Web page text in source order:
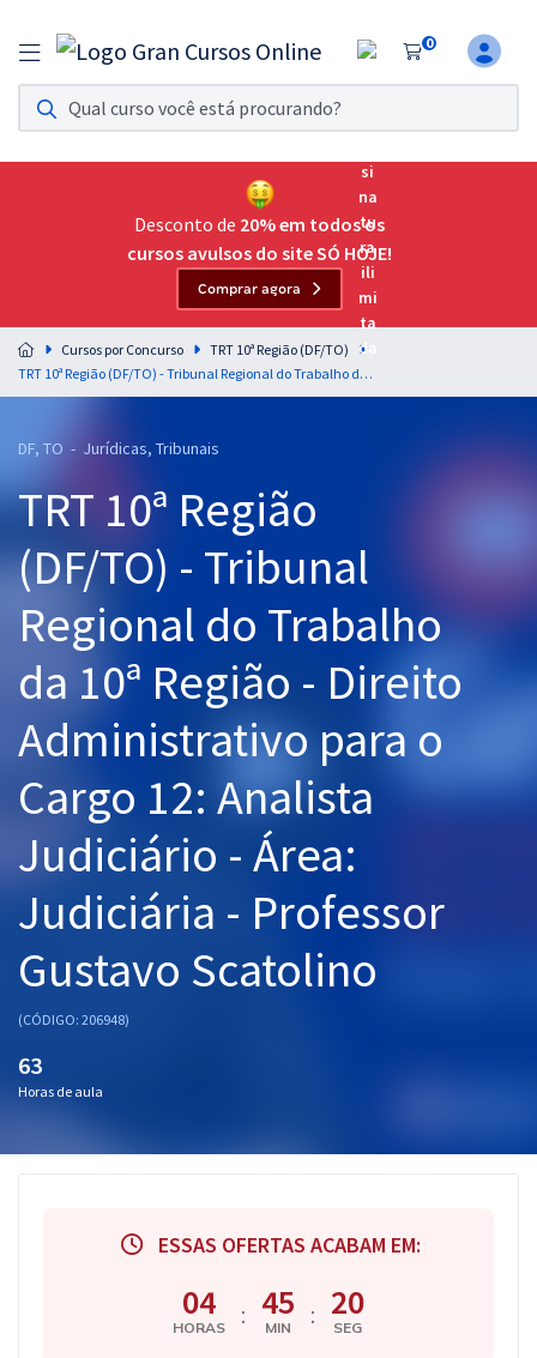
0
Assinatura Ilimitada 11
Acesso a todos os cursos. Teste grátis por 7 dias!
Assinatura OAB Até Passar
Acesso ilimitado a toda preparação para o Exame da
Residências Multiprofissionais
Preparação completa e intensiva para as principais
residências em saúde do Brasil
Cursos 20% OFF
Pós
Graduação
OAB
Mentorias
Questões grátis
Conteúdo gratuito
Aprovados
Desconto de 20% em todos os
cursos avulsos do site SÓ HOJE!
Comprar agora
Cursos por Concurso
TRT 10ª Região (DF/TO)
TRT 10ª Região (DF/TO) - Tribunal Regional do Trabalho da 10ª Região - Direito Administrativo para o Cargo 12: Analista Judiciário - Área: Judiciária - Professor Gustavo Scatolino
DF, TO - Jurídicas, Tribunais
TRT 10ª Região
(DF/TO) - Tribunal
Regional do Trabalho
da 10ª Região - Direito
Administrativo para o
Cargo 12: Analista
Judiciário - Área:
Judiciária - Professor
Gustavo Scatolino
(CÓDIGO: 206948)
63
Horas de aula
ESSAS OFERTAS ACABAM EM:
04
HORAS : 45
MIN : 19
SEG